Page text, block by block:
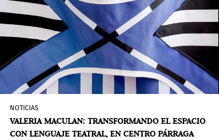
como a los estándares europeos. Hasta ahora,
esa rebaja no ha llegado.
NOTICIAS
VALERIA MACULAN: TRANSFORMANDO EL ESPACIO
CON LENGUAJE TEATRAL, EN CENTRO PÁRRAGA